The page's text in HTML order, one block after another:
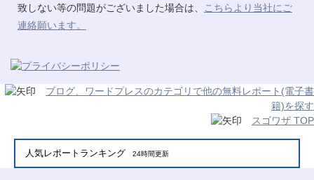
致しない等の問題がございました場合は、
こちらより当社にご
連絡願います。
ブログ、ワードプレスのカテゴリで他の無料レポート(電子書
籍)を探す
スゴワザ TOP
人気レポートランキング 24時間更新